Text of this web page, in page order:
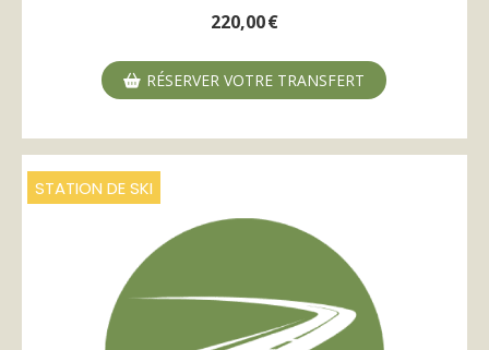
220,00€
RÉSERVER VOTRE TRANSFERT
STATION DE SKI